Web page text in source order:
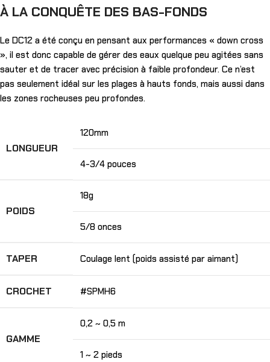
À LA CONQUÊTE DES BAS-FONDS
Le DC12 a été conçu en pensant aux performances « down cross
», il est donc capable de gérer des eaux quelque peu agitées sans
sauter et de tracer avec précision à faible profondeur. Ce n’est
pas seulement idéal sur les plages à hauts fonds, mais aussi dans
les zones rocheuses peu profondes.
LONGUEUR
120mm
4-3/4 pouces
POIDS
18g
5/8 onces
TAPER Coulage lent (poids assisté par aimant)
CROCHET #SPMH6
GAMME
0,2 ~ 0,5 m
1 ~ 2 pieds